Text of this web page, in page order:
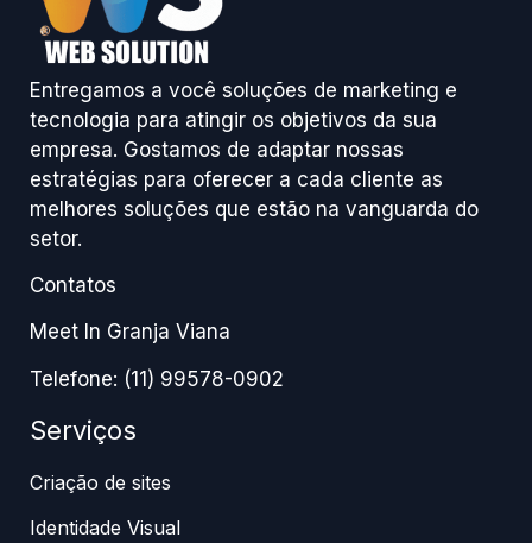
Entregamos a você soluções de marketing e
tecnologia para atingir os objetivos da sua
empresa. Gostamos de adaptar nossas
estratégias para oferecer a cada cliente as
melhores soluções que estão na vanguarda do
setor.
Contatos
Meet In Granja Viana
Telefone: (11) 99578-0902
Serviços
Criação de sites
Identidade Visual